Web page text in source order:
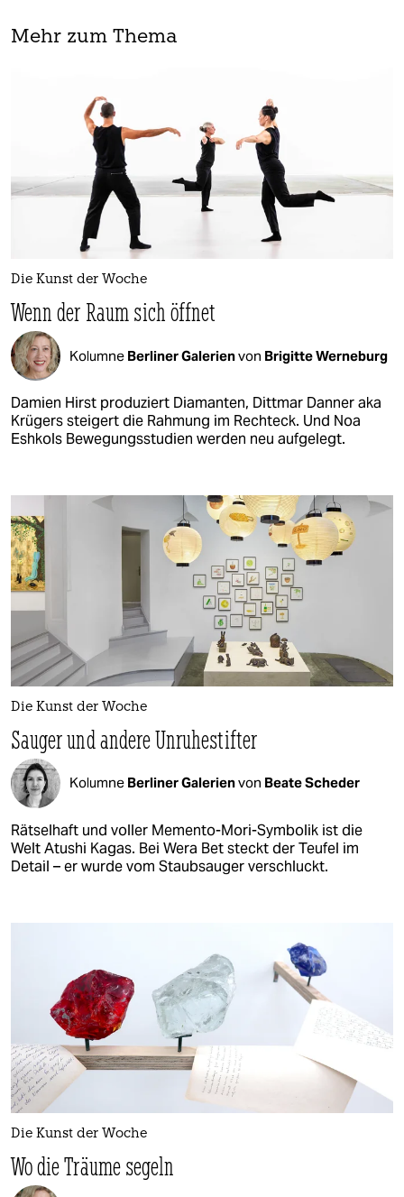
Mehr zum Thema
Die Kunst der Woche
Wenn der Raum sich öffnet
Kolumne Berliner Galerienvon Brigitte Werneburg
Damien Hirst produziert Diamanten, Dittmar Danner aka
Krügers steigert die Rahmung im Rechteck. Und Noa
Eshkols Bewegungsstudien werden neu aufgelegt.
Die Kunst der Woche
Sauger und andere Unruhestifter
Kolumne Berliner Galerienvon Beate Scheder
Rätselhaft und voller Memento-Mori-Symbolik ist die
Welt Atushi Kagas. Bei Wera Bet steckt der Teufel im
Detail – er wurde vom Staubsauger verschluckt.
Die Kunst der Woche
Wo die Träume segeln